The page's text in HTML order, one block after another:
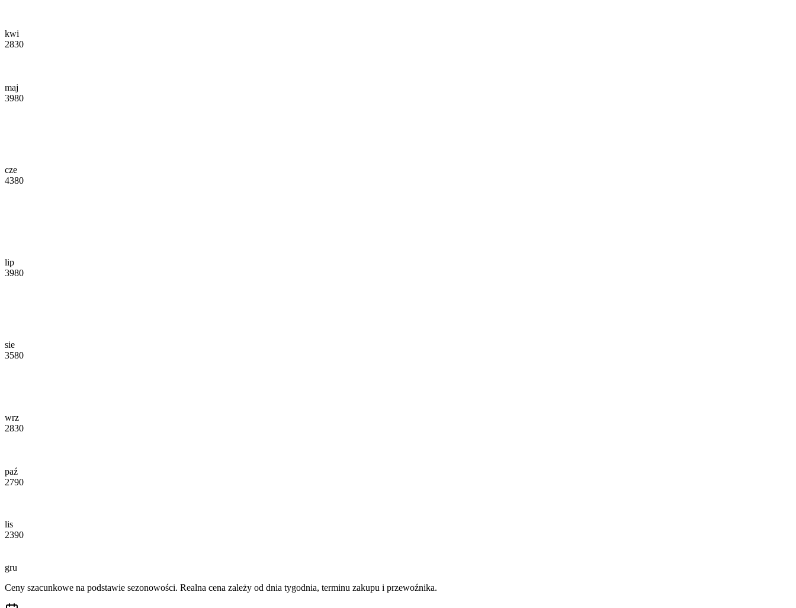
kwi
2830
maj
3980
cze
4380
lip
3980
sie
3580
wrz
2830
paź
2790
lis
2390
gru
Ceny szacunkowe na podstawie sezonowości. Realna cena zależy od dnia tygodnia, terminu zakupu i przewoźnika.